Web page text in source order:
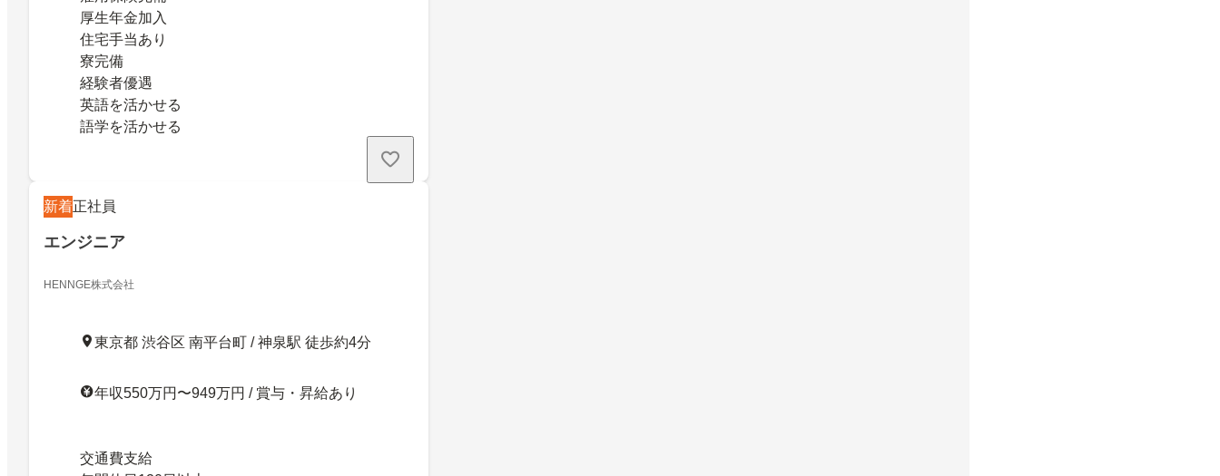
厚生年金加入
住宅手当あり
寮完備
経験者優遇
英語を活かせる
語学を活かせる
新着正社員
エンジニア
HENNGE株式会社
東京都 渋谷区 南平台町 / 神泉駅 徒歩約4分
年収550万円〜949万円 / 賞与・昇給あり
交通費支給